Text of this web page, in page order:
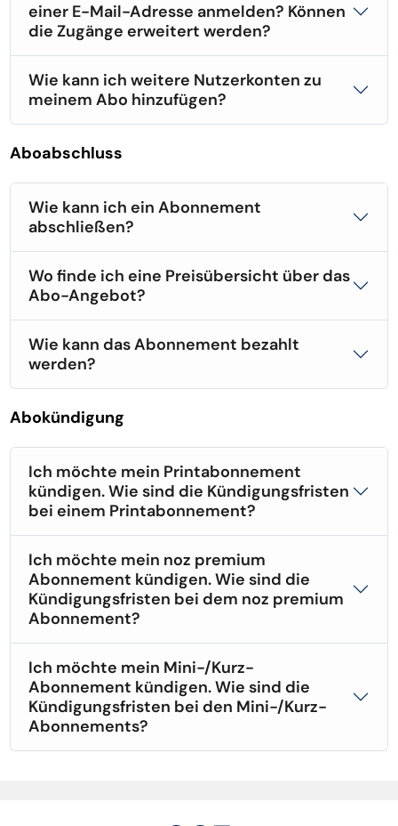
einer E-Mail-Adresse anmelden? Können
die Zugänge erweitert werden?
Wie kann ich weitere Nutzerkonten zu
meinem Abo hinzufügen?
Aboabschluss
Wie kann ich ein Abonnement
abschließen?
Wo finde ich eine Preisübersicht über das
Abo-Angebot?
Wie kann das Abonnement bezahlt
werden?
Abokündigung
Ich möchte mein Printabonnement
kündigen. Wie sind die Kündigungsfristen
bei einem Printabonnement?
Ich möchte mein noz premium
Abonnement kündigen. Wie sind die
Kündigungsfristen bei dem noz premium
Abonnement?
Ich möchte mein Mini-/Kurz-
Abonnement kündigen. Wie sind die
Kündigungsfristen bei den Mini-/Kurz-
Abonnements?